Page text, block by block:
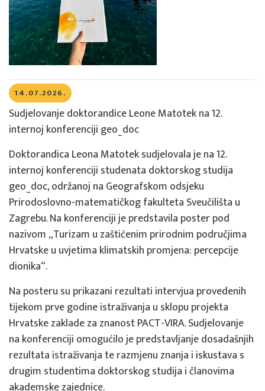
14.07.2026.
Sudjelovanje doktorandice Leone Matotek na 12.
internoj konferenciji geo_doc
Doktorandica Leona Matotek sudjelovala je na 12.
internoj konferenciji studenata doktorskog studija
geo_doc, održanoj na Geografskom odsjeku
Prirodoslovno-matematičkog fakulteta Sveučilišta u
Zagrebu. Na konferenciji je predstavila poster pod
nazivom „Turizam u zaštićenim prirodnim područjima
Hrvatske u uvjetima klimatskih promjena: percepcije
dionika“.
Na posteru su prikazani rezultati intervjua provedenih
tijekom prve godine istraživanja u sklopu projekta
Hrvatske zaklade za znanost PACT-VIRA. Sudjelovanje
na konferenciji omogućilo je predstavljanje dosadašnjih
rezultata istraživanja te razmjenu znanja i iskustava s
drugim studentima doktorskog studija i članovima